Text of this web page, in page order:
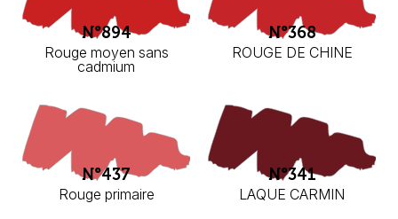
N°894
Rouge moyen sans
cadmium
N°368
ROUGE DE CHINE
N°437
Rouge primaire
N°341
LAQUE CARMIN